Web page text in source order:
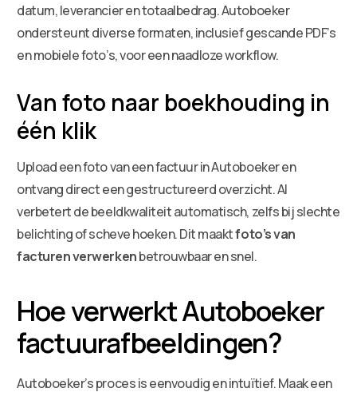
datum, leverancier en totaalbedrag. Autoboeker
ondersteunt diverse formaten, inclusief gescande PDF’s
en mobiele foto’s, voor een naadloze workflow.
Van foto naar boekhouding in
één klik
Upload een foto van een factuur in Autoboeker en
ontvang direct een gestructureerd overzicht. AI
verbetert de beeldkwaliteit automatisch, zelfs bij slechte
belichting of scheve hoeken. Dit maaktfoto’s van
facturen verwerkenbetrouwbaar en snel.
Hoe verwerkt Autoboeker
factuurafbeeldingen?
Autoboeker’s proces is eenvoudig en intuïtief. Maak een